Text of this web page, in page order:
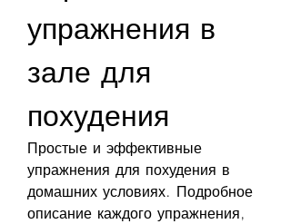
упражнения в
зале для
похудения
Простые и эффективные
упражнения для похудения в
домашних условиях. Подробное
описание каждого упражнения,